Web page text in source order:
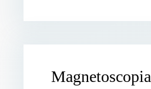
Magnetoscopia